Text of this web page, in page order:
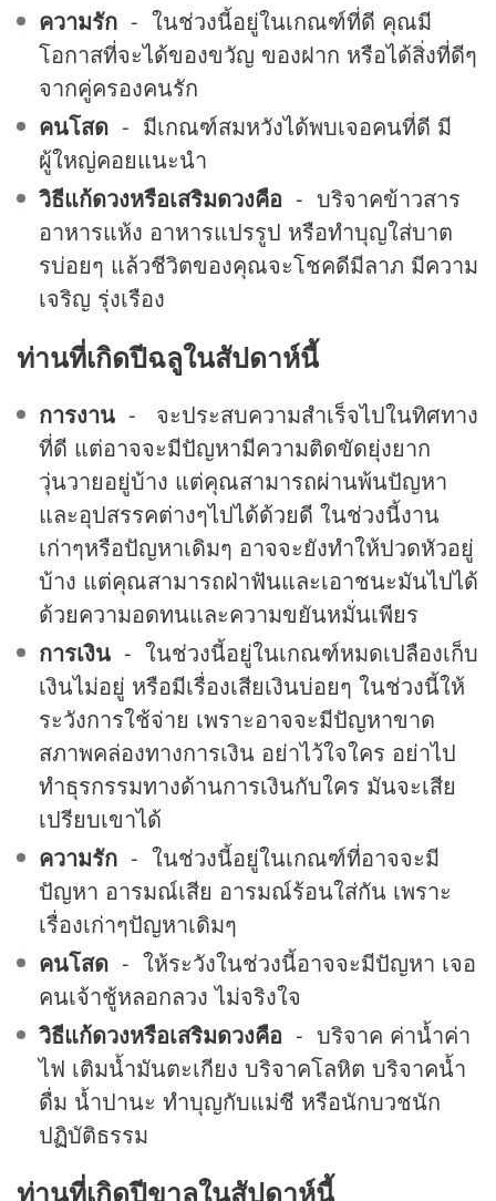
ความรัก - ในช่วงนี้อยู่ในเกณฑ์ที่ดี คุณมี
โอกาสที่จะได้ของขวัญ ของฝาก หรือได้สิ่งที่ดีๆ
จากคู่ครองคนรัก
คนโสด - มีเกณฑ์สมหวังได้พบเจอคนที่ดี มี
ผู้ใหญ่คอยแนะนำ
วิธีแก้ดวงหรือเสริมดวงคือ - บริจาคข้าวสาร
อาหารแห้ง อาหารแปรรูป หรือทำบุญใส่บาต
รบ่อยๆ แล้วชีวิตของคุณจะโชคดีมีลาภ มีความ
เจริญ รุ่งเรือง
ท่านที่เกิดปีฉลูในสัปดาห์นี้
การงาน - จะประสบความสำเร็จไปในทิศทาง
ที่ดี แต่อาจจะมีปัญหามีความติดขัดยุ่งยาก
วุ่นวายอยู่บ้าง แต่คุณสามารถผ่านพ้นปัญหา
และอุปสรรคต่างๆไปได้ด้วยดี ในช่วงนี้งาน
เก่าๆหรือปัญหาเดิมๆ อาจจะยังทำให้ปวดหัวอยู่
บ้าง แต่คุณสามารถฝ่าฟันและเอาชนะมันไปได้
ด้วยความอดทนและความขยันหมั่นเพียร
การเงิน - ในช่วงนี้อยู่ในเกณฑ์หมดเปลืองเก็บ
เงินไม่อยู่ หรือมีเรื่องเสียเงินบ่อยๆ ในช่วงนี้ให้
ระวังการใช้จ่าย เพราะอาจจะมีปัญหาขาด
สภาพคล่องทางการเงิน อย่าไว้ใจใคร อย่าไป
ทำธุรกรรมทางด้านการเงินกับใคร มันจะเสีย
เปรียบเขาได้
ความรัก - ในช่วงนี้อยู่ในเกณฑ์ที่อาจจะมี
ปัญหา อารมณ์เสีย อารมณ์ร้อนใส่กัน เพราะ
เรื่องเก่าๆปัญหาเดิมๆ
คนโสด - ให้ระวังในช่วงนี้อาจจะมีปัญหา เจอ
คนเจ้าชู้หลอกลวง ไม่จริงใจ
วิธีแก้ดวงหรือเสริมดวงคือ - บริจาค ค่าน้ำค่า
ไฟ เติมน้ำมันตะเกียง บริจาคโลหิต บริจาคน้ำ
ดื่ม น้ำปานะ ทำบุญกับแม่ชี หรือนักบวชนัก
ปฏิบัติธรรม
ท่านที่เกิดปีขาลในสัปดาห์นี้